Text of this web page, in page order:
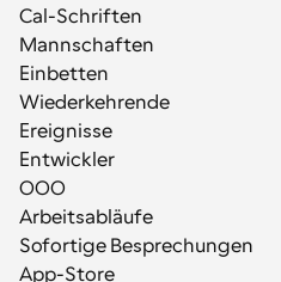
Cal-Schriften
Mannschaften
Einbetten
Wiederkehrende
Ereignisse
Entwickler
OOO
Arbeitsabläufe
Sofortige Besprechungen
App-Store